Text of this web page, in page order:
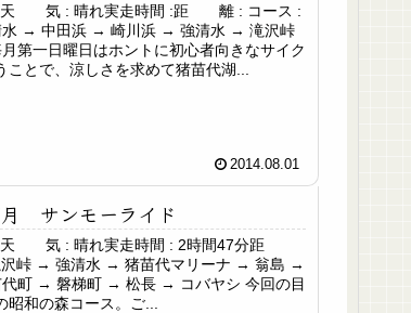
天 気 : 晴れ実走時間 :距 離 : コース :
→ 中田浜 → 崎川浜 → 強清水 → 滝沢峠
第一日曜日はホントに初心者向きなサイク
ことで、涼しさを求めて猪苗代湖...
2014.08.01
サンモーライド
天 気 : 晴れ実走時間 : 2時間47分距
沢峠 → 強清水 → 猪苗代マリーナ → 翁島 →
町 → 磐梯町 → 松長 → コバヤシ 今回の目
昭和の森コース。ご...